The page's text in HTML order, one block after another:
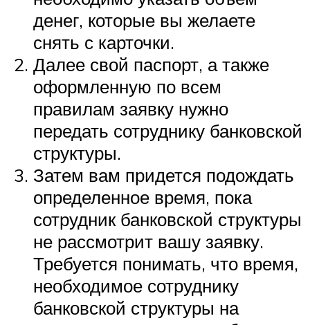
денег, которые вы желаете
снять с карточки.
Далее свой паспорт, а также
оформленную по всем
правилам заявку нужно
передать сотруднику банковской
структуры.
Затем вам придется подождать
определенное время, пока
сотрудник банковской структуры
не рассмотрит вашу заявку.
Требуется понимать, что время,
необходимое сотруднику
банковской структуры на